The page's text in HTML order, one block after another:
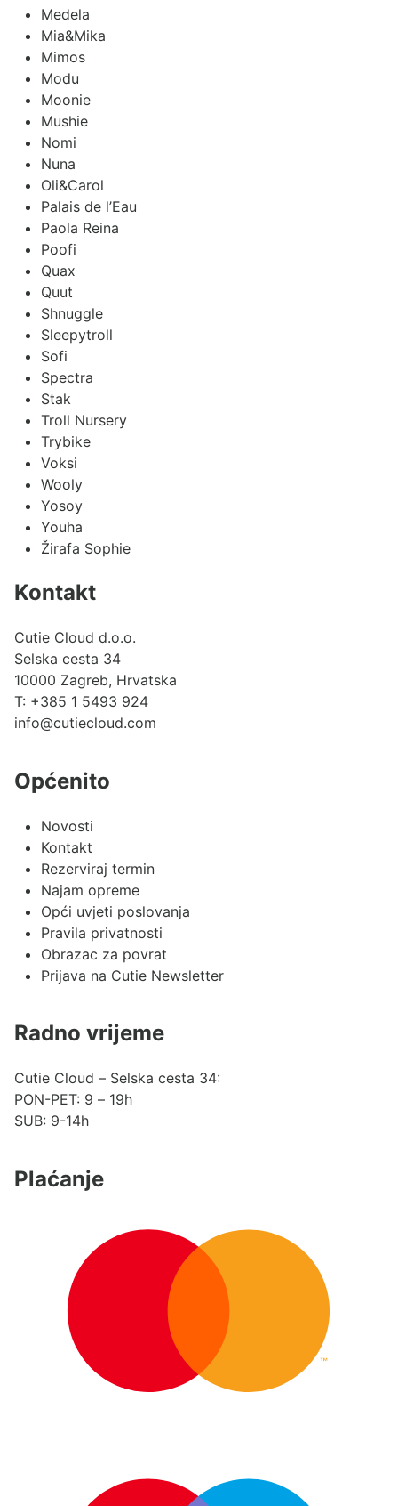
Medela
Mia&Mika
Mimos
Modu
Moonie
Mushie
Nomi
Nuna
Oli&Carol
Palais de l’Eau
Paola Reina
Poofi
Quax
Quut
Shnuggle
Sleepytroll
Sofi
Spectra
Stak
Troll Nursery
Trybike
Voksi
Wooly
Yosoy
Youha
Žirafa Sophie
Kontakt
Cutie Cloud d.o.o.
Selska cesta 34
10000 Zagreb, Hrvatska
T: +385 1 5493 924
info@cutiecloud.com
Općenito
Novosti
Kontakt
Rezerviraj termin
Najam opreme
Opći uvjeti poslovanja
Pravila privatnosti
Obrazac za povrat
Prijava na Cutie Newsletter
Radno vrijeme
Cutie Cloud – Selska cesta 34:
PON-PET: 9 – 19h
SUB: 9-14h
Plaćanje